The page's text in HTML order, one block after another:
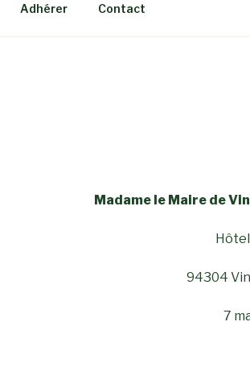
Adhérer Contact
Madame le Maire de
94304
7